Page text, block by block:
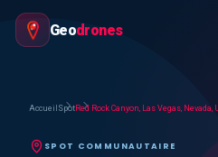
Geodrones
Accueil SpotRed Rock Canyon, Las Vegas, Nevada,
SPOT COMMUNAUTAIRE